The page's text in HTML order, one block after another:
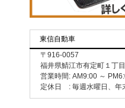
東信自動車
〒916-0057
福井県鯖江市有定町１丁
営業時間: AM9:00 ～
定休日 : 毎週水曜日、年